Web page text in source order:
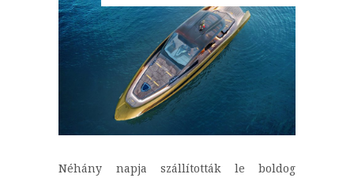
Néhány napja szállították le boldog